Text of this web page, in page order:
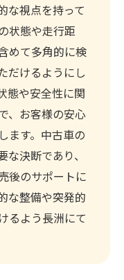
な視点を持って
状態や走行距
めて多角的に検
だけるようにし
態や安全性に関
、お客様の安心
ます。中古車の
決断であり、
後のサポートに
な整備や突発的
るよう長洲にて